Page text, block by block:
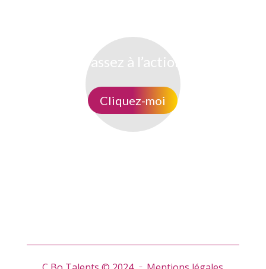
Passez à l’action
Cliquez-moi